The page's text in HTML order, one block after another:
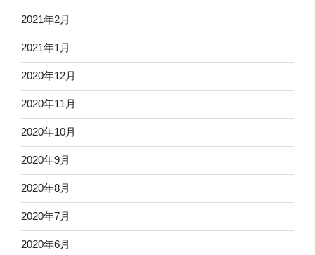
2021年2月
2021年1月
2020年12月
2020年11月
2020年10月
2020年9月
2020年8月
2020年7月
2020年6月